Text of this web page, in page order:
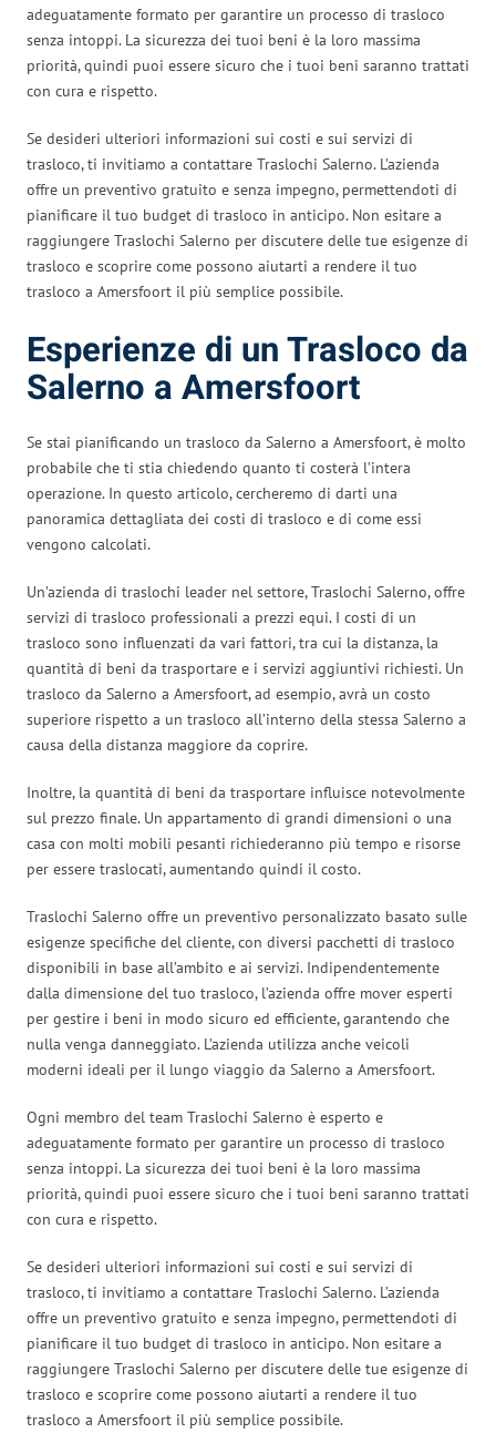
adeguatamente formato per garantire un processo di trasloco
senza intoppi. La sicurezza dei tuoi beni è la loro massima
priorità, quindi puoi essere sicuro che i tuoi beni saranno trattati
con cura e rispetto.
Se desideri ulteriori informazioni sui costi e sui servizi di
trasloco, ti invitiamo a contattare Traslochi Salerno. L’azienda
offre un preventivo gratuito e senza impegno, permettendoti di
pianificare il tuo budget di trasloco in anticipo. Non esitare a
raggiungere Traslochi Salerno per discutere delle tue esigenze di
trasloco e scoprire come possono aiutarti a rendere il tuo
trasloco a Amersfoort il più semplice possibile.
Esperienze di un Trasloco da
Salerno a Amersfoort
Se stai pianificando un trasloco da Salerno a Amersfoort, è molto
probabile che ti stia chiedendo quanto ti costerà l’intera
operazione. In questo articolo, cercheremo di darti una
panoramica dettagliata dei costi di trasloco e di come essi
vengono calcolati.
Un’azienda di traslochi leader nel settore, Traslochi Salerno, offre
servizi di trasloco professionali a prezzi equi. I costi di un
trasloco sono influenzati da vari fattori, tra cui la distanza, la
quantità di beni da trasportare e i servizi aggiuntivi richiesti. Un
trasloco da Salerno a Amersfoort, ad esempio, avrà un costo
superiore rispetto a un trasloco all’interno della stessa Salerno a
causa della distanza maggiore da coprire.
Inoltre, la quantità di beni da trasportare influisce notevolmente
sul prezzo finale. Un appartamento di grandi dimensioni o una
casa con molti mobili pesanti richiederanno più tempo e risorse
per essere traslocati, aumentando quindi il costo.
Traslochi Salerno offre un preventivo personalizzato basato sulle
esigenze specifiche del cliente, con diversi pacchetti di trasloco
disponibili in base all’ambito e ai servizi. Indipendentemente
dalla dimensione del tuo trasloco, l’azienda offre mover esperti
per gestire i beni in modo sicuro ed efficiente, garantendo che
nulla venga danneggiato. L’azienda utilizza anche veicoli
moderni ideali per il lungo viaggio da Salerno a Amersfoort.
Ogni membro del team Traslochi Salerno è esperto e
adeguatamente formato per garantire un processo di trasloco
senza intoppi. La sicurezza dei tuoi beni è la loro massima
priorità, quindi puoi essere sicuro che i tuoi beni saranno trattati
con cura e rispetto.
Se desideri ulteriori informazioni sui costi e sui servizi di
trasloco, ti invitiamo a contattare Traslochi Salerno. L’azienda
offre un preventivo gratuito e senza impegno, permettendoti di
pianificare il tuo budget di trasloco in anticipo. Non esitare a
raggiungere Traslochi Salerno per discutere delle tue esigenze di
trasloco e scoprire come possono aiutarti a rendere il tuo
trasloco a Amersfoort il più semplice possibile.